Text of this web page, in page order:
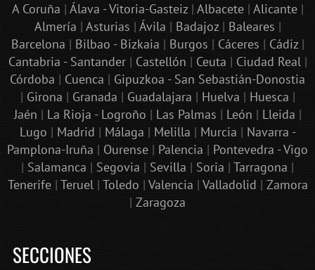
A Coruña | Álava - Vitoria-Gasteiz| Albacete| Alicante|
Almería | Asturias | Ávila | Badajoz| Baleares |
Barcelona | Bilbao - Bizkaia | Burgos | Cáceres | Cádiz|
Cantabria - Santander| Castellón | Ceuta | Ciudad Real|
Córdoba | Cuenca | Gipuzkoa - San Sebastián-Donostia
| Girona | Granada | Guadalajara | Huelva | Huesca |
Jaén | La Rioja - Logroño | Las Palmas | León | Lleida |
Lugo | Madrid | Málaga | Melilla | Murcia | Navarra -
Pamplona-Iruña | Ourense | Palencia | Pontevedra - Vigo
| Salamanca | Segovia | Sevilla | Soria | Tarragona |
Tenerife| Teruel| Toledo | Valencia | Valladolid | Zamora
| Zaragoza
SECCIONES